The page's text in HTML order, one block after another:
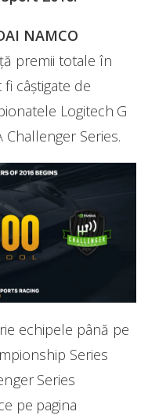
NAMCO
premii totale în
câștigate de
Logitech G
Challenger Series.
echipele până pe
Series
Series
pe pagina